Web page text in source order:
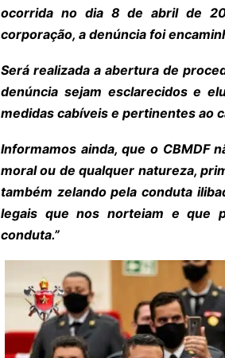
ocorrida no dia 8 de abril de
corporação, a denúncia foi
Será realizada a abertura de
denúncia sejam esclarecidos e
medidas cabíveis e pertinentes ao
Informamos ainda, que o CBMDF
moral ou de qualquer natureza,
também zelando pela conduta
legais que nos norteiam e que
conduta.”